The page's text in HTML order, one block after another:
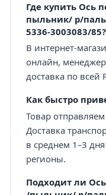
Где купить Ось
пыльник/ р/
5336-3003083/85?
В интернет-
онлайн,
доставка по всей
Как быстро
Товар
Доставка
в среднем 1–3
регионы.
Подходит ли